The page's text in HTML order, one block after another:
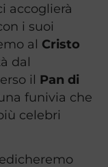
accoglierà
i suoi
al Cristo
dal
il Pan di
funivia che
celebri